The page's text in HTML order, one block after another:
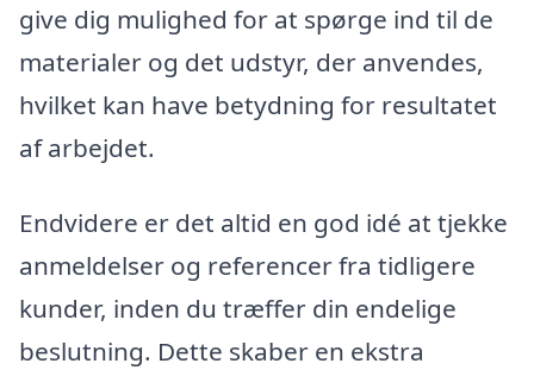
give dig mulighed for at spørge ind til de
materialer og det udstyr, der anvendes,
hvilket kan have betydning for resultatet
af arbejdet.
Endvidere er det altid en god idé at tjekke
anmeldelser og referencer fra tidligere
kunder, inden du træffer din endelige
beslutning. Dette skaber en ekstra